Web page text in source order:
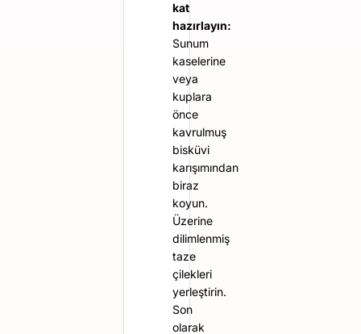
kat
hazırlayın:
Sunum
kaselerine
veya
kuplara
önce
kavrulmuş
bisküvi
karışımından
biraz
koyun.
Üzerine
dilimlenmiş
taze
çilekleri
yerleştirin.
Son
olarak